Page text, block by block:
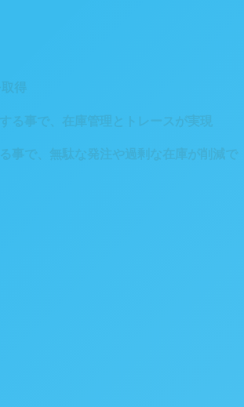
取得
る事で、在庫管理とトレースが実現
事で、無駄な発注や過剰な在庫が削減で